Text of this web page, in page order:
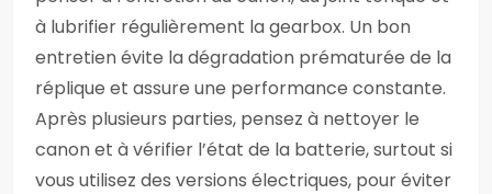
à lubrifier régulièrement la gearbox. Un bon
entretien évite la dégradation prématurée de la
réplique et assure une performance constante.
Après plusieurs parties, pensez à nettoyer le
canon et à vérifier l’état de la batterie, surtout si
vous utilisez des versions électriques, pour éviter